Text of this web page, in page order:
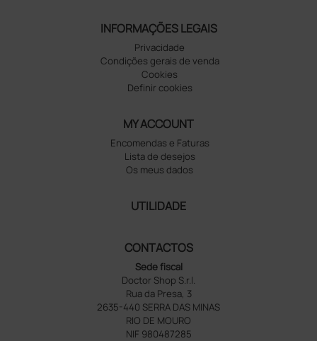
INFORMAÇÕES LEGAIS
Privacidade
Condições gerais de venda
Cookies
Definir cookies
MY ACCOUNT
Encomendas e Faturas
Lista de desejos
Os meus dados
UTILIDADE
CONTACTOS
Sede fiscal
Doctor Shop S.r.l.
Rua da Presa, 3
2635-440 SERRA DAS MINAS
RIO DE MOURO
NIF 980487285